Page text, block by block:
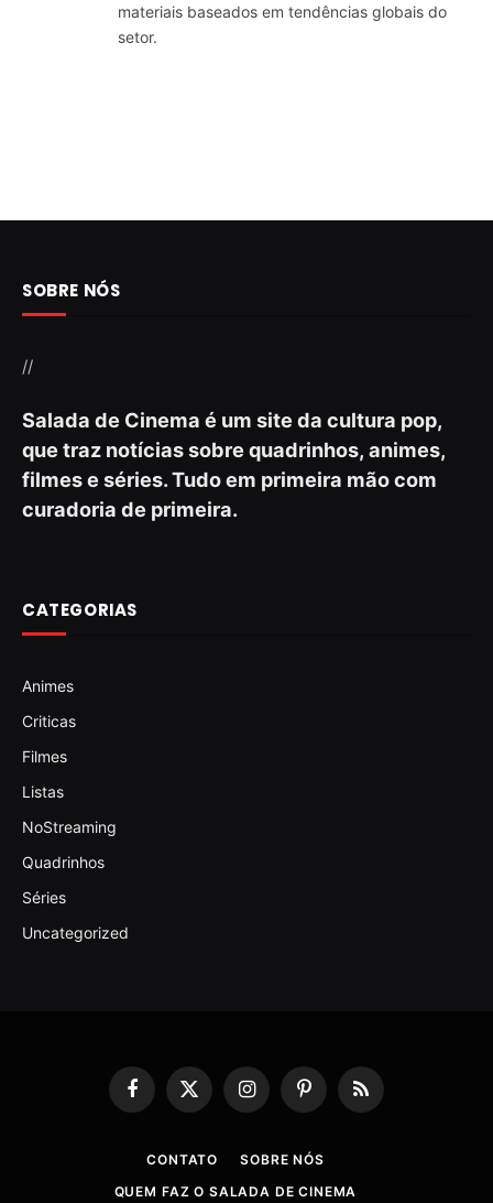
materiais baseados em tendências globais do
setor.
SOBRE NÓS
//
Salada de Cinema é um site da cultura pop,
que traz notícias sobre quadrinhos, animes,
filmes e séries. Tudo em primeira mão com
curadoria de primeira.
CATEGORIAS
Animes
Criticas
Filmes
Listas
NoStreaming
Quadrinhos
Séries
Uncategorized
Facebook
X
(Twitter)
InstagramPinterestRSS
CONTATO
SOBRE NÓS
QUEM FAZ O SALADA DE CINEMA